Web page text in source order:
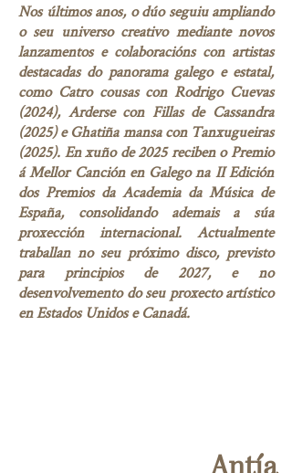
Nos últimos anos, o dúo seguiu ampliando
o seu universo creativo mediante novos
lanzamentos e colaboracións con artistas
destacadas do panorama galego e estatal,
como Catro cousas con Rodrigo Cuevas
(2024), Arderse con Fillas de Cassandra
(2025) e Ghatiña mansa con Tanxugueiras
(2025). En xuño de 2025 reciben o Premio
á Mellor Canción en Galego na II Edición
dos Premios da Academia da Música de
España, consolidando ademais a súa
proxección internacional. Actualmente
traballan no seu próximo disco, previsto
para principios de 2027, e no
desenvolvemento do seu proxecto artístico
en Estados Unidos e Canadá.